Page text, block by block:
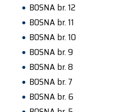
BOSNA br. 12
BOSNA br. 11
BOSNA br. 10
BOSNA br. 9
BOSNA br. 8
BOSNA br. 7
BOSNA br. 6